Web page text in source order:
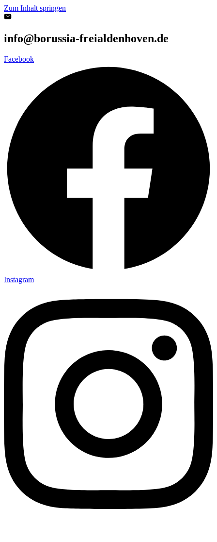
Zum Inhalt springen
info@borussia-freialdenhoven.de
Facebook
Instagram